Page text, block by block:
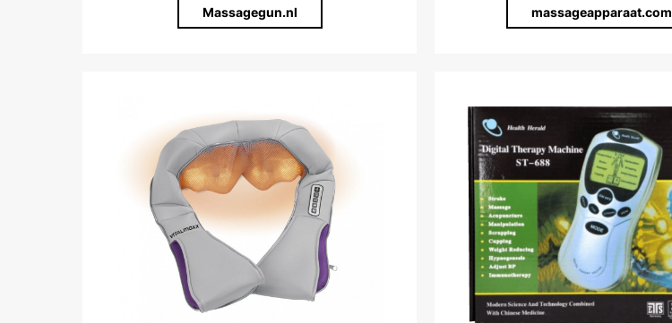
Massagegun.nl massageapparaat.com